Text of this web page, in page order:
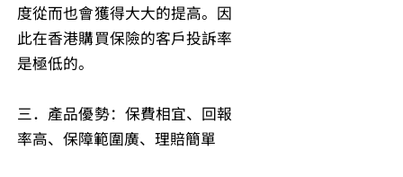
度從而也會獲得大大的提高。因
此在香港購買保險的客戶投訴率
是極低的。
三．產品優勢：保費相宜、回報
率高、保障範圍廣、理賠簡單